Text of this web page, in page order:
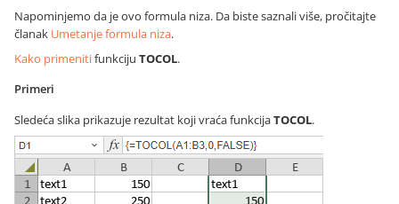
Napominjemo da je ovo formula niza. Da biste saznali više, pročitajte
članak Umetanje formula niza.
Kako primenitifunkciju TOCOL.
Primeri
Sledeća slika prikazuje rezultat koji vraća funkcijaTOCOL.